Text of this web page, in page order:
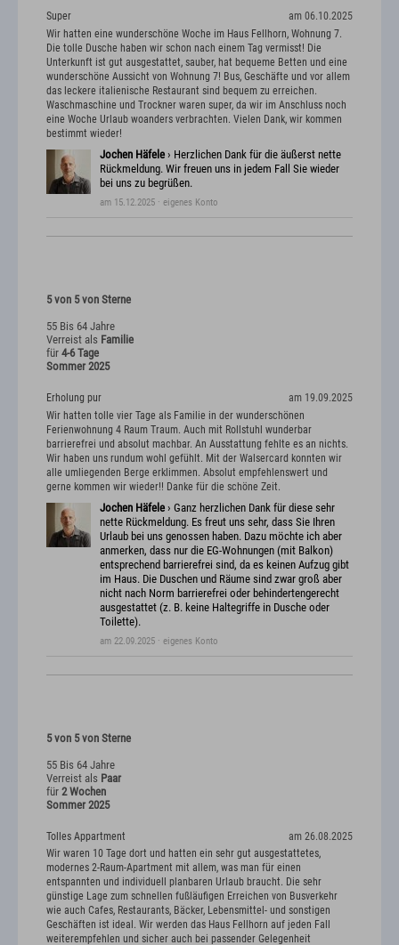
am 06.10.2025
Super
Wir hatten eine wunderschöne Woche im Haus Fellhorn, Wohnung 7.
Die tolle Dusche haben wir schon nach einem Tag vermisst! Die
Unterkunft ist gut ausgestattet, sauber, hat bequeme Betten und eine
wunderschöne Aussicht von Wohnung 7! Bus, Geschäfte und vor allem
das leckere italienische Restaurant sind bequem zu erreichen.
Waschmaschine und Trockner waren super, da wir im Anschluss noch
eine Woche Urlaub woanders verbrachten. Vielen Dank, wir kommen
bestimmt wieder!
Jochen Häfele › Herzlichen Dank für die äußerst nette
Rückmeldung. Wir freuen uns in jedem Fall Sie wieder
bei uns zu begrüßen.
am 15.12.2025 · eigenes Konto
5 von 5 von Sterne
55 Bis 64 Jahre
Verreist als Familie
für 4-6 Tage
Sommer 2025
am 19.09.2025
Erholung pur
Wir hatten tolle vier Tage als Familie in der wunderschönen
Ferienwohnung 4 Raum Traum. Auch mit Rollstuhl wunderbar
barrierefrei und absolut machbar. An Ausstattung fehlte es an nichts.
Wir haben uns rundum wohl gefühlt. Mit der Walsercard konnten wir
alle umliegenden Berge erklimmen. Absolut empfehlenswert und
gerne kommen wir wieder!! Danke für die schöne Zeit.
Jochen Häfele › Ganz herzlichen Dank für diese sehr
nette Rückmeldung. Es freut uns sehr, dass Sie Ihren
Urlaub bei uns genossen haben. Dazu möchte ich aber
anmerken, dass nur die EG-Wohnungen (mit Balkon)
entsprechend barrierefrei sind, da es keinen Aufzug gibt
im Haus. Die Duschen und Räume sind zwar groß aber
nicht nach Norm barrierefrei oder behindertengerecht
ausgestattet (z. B. keine Haltegriffe in Dusche oder
Toilette).
am 22.09.2025 · eigenes Konto
5 von 5 von Sterne
55 Bis 64 Jahre
Verreist als Paar
für 2 Wochen
Sommer 2025
am 26.08.2025
Tolles Appartment
Wir waren 10 Tage dort und hatten ein sehr gut ausgestattetes,
modernes 2-Raum-Apartment mit allem, was man für einen
entspannten und individuell planbaren Urlaub braucht. Die sehr
günstige Lage zum schnellen fußläufigen Erreichen von Busverkehr
wie auch Cafes, Restaurants, Bäcker, Lebensmittel- und sonstigen
Geschäften ist ideal. Wir werden das Haus Fellhorn auf jeden Fall
weiterempfehlen und sicher auch bei passender Gelegenheit